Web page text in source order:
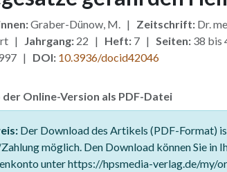
Graber-Dünow, M. | Zeitschrift:Dr.
| Jahrgang:22 | Heft:7 | Seiten:38 bis
| DOI: 10.3936/docid42046
Online-Version als PDF-Datei
Der Download des Artikels (PDF-Format)
möglich. Den Download können Sie in
unter https://hpsmedia-verlag.de/my/